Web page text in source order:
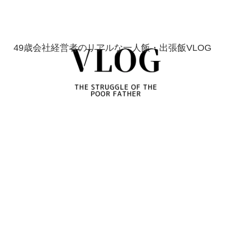
49歳会社経営者のリアルな一人飯・出張飯VLOG